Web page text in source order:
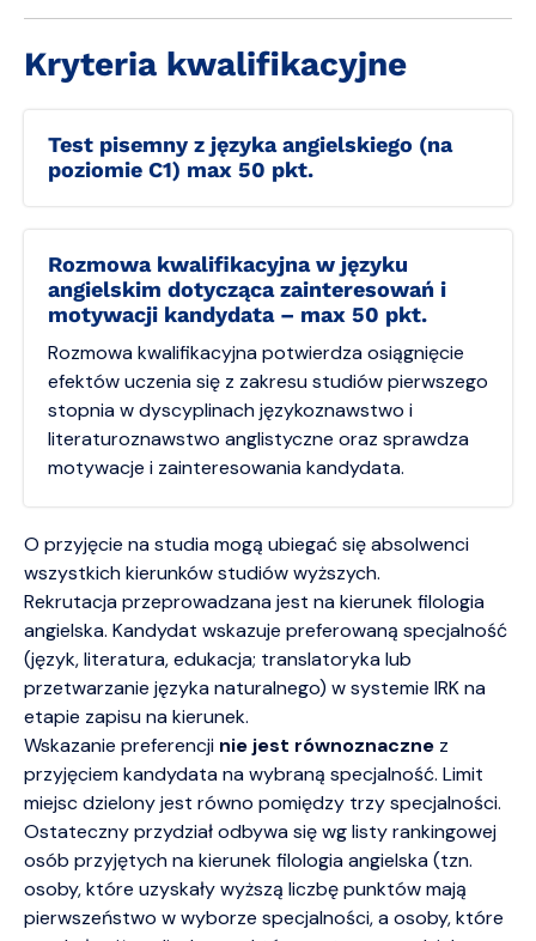
Kryteria kwalifikacyjne
Test pisemny z języka angielskiego (na
poziomie C1) max 50 pkt.
Rozmowa kwalifikacyjna w języku
angielskim dotycząca zainteresowań i
motywacji kandydata – max 50 pkt.
Rozmowa kwalifikacyjna potwierdza osiągnięcie
efektów uczenia się z zakresu studiów pierwszego
stopnia w dyscyplinach językoznawstwo i
literaturoznawstwo anglistyczne oraz sprawdza
motywacje i zainteresowania kandydata.
O przyjęcie na studia mogą ubiegać się absolwenci
wszystkich kierunków studiów wyższych.
Rekrutacja przeprowadzana jest na kierunek filologia
angielska. Kandydat wskazuje preferowaną specjalność
(język, literatura, edukacja; translatoryka lub
przetwarzanie języka naturalnego) w systemie IRK na
etapie zapisu na kierunek.
Wskazanie preferencji nie jest równoznaczne z
przyjęciem kandydata na wybraną specjalność. Limit
miejsc dzielony jest równo pomiędzy trzy specjalności.
Ostateczny przydział odbywa się wg listy rankingowej
osób przyjętych na kierunek filologia angielska (tzn.
osoby, które uzyskały wyższą liczbę punktów mają
pierwszeństwo w wyborze specjalności, a osoby, które